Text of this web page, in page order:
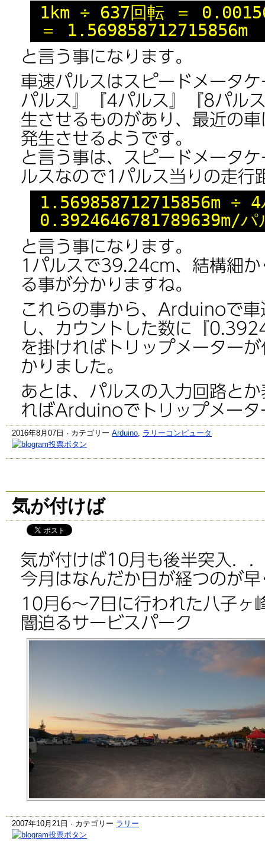
1km ÷ 637回転 ＝
＝ 1.569858712715856m
と言う事になります。
車速パルスはスピードメータ
パルス』『4パルス』『8パル
生させるものがあり、最近の
発生させるようです。
と言う事は、スピードメータ
ルスなので1パルス当りの走行
1.569858712715856m ÷
0.3924646781789639m/パ
と言う事になります。
1パルスで39.24cm、結構細か
る事が分かりますね。
これらの事から、Arduinoで車
し、カウントした数に『
を掛ければトリップメーター
かりました。
あとは、パルスの入力回路と
ればArduinoでトリップメータ
2016年8月07日 · カテゴリー Arduino, ラリーコンピュータ
気が付けば
気が付けば10月も後半突入．
今月はなんだか日が経つのが
10月6～7日に行われた八子ヶ
闇迫るサービスパーク
2007年10月21日 · カテゴリー ラリー